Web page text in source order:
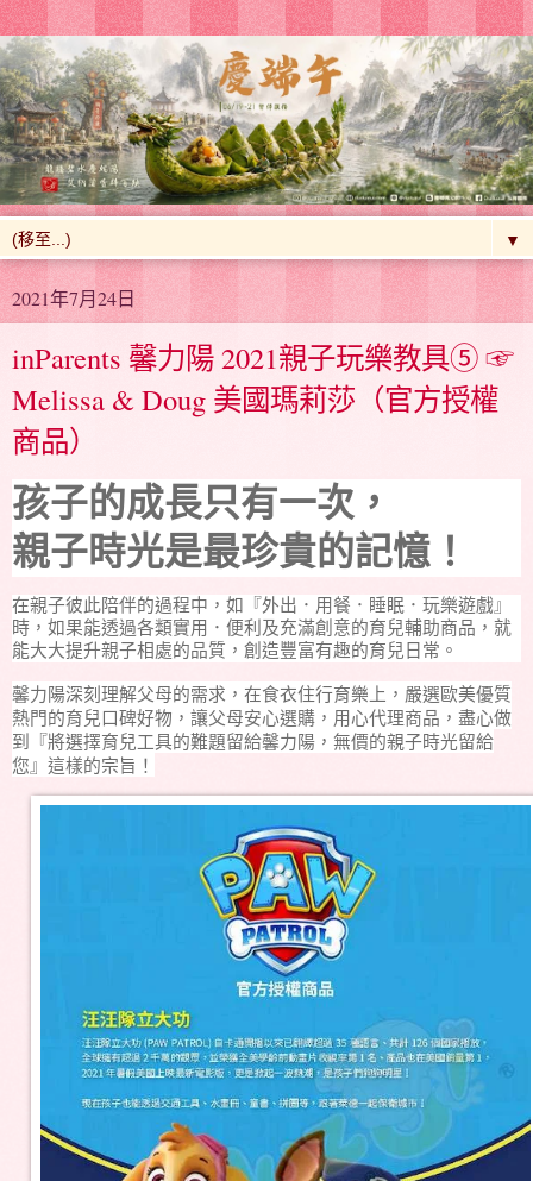
▼
2021年7月24日
inParents 馨力陽 2021親子玩樂教具⑤ ☞
Melissa & Doug 美國瑪莉莎（官方授權
商品）
孩子的成長只有一次，
親子時光是最珍貴的記憶！
在親子彼此陪伴的過程中，如『外出．用餐．睡眠．玩樂遊戲』
時，如果能透過各類實用．便利及充滿創意的育兒輔助商品，就
能大大提升親子相處的品質，創造豐富有趣的育兒日常。
馨力陽深刻理解父母的需求，在食衣住行育樂上，嚴選歐美優質
熱門的育兒口碑好物，讓父母安心選購，用心代理商品，盡心做
到『將選擇育兒工具的難題留給馨力陽，無價的親子時光留給
您』這樣的宗旨！